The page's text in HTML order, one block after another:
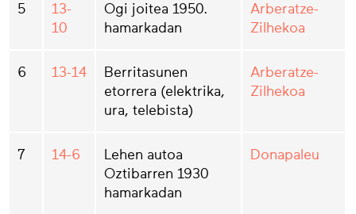
5
13-
10
Ogi joitea 1950.
hamarkadan
Arberatze-
Zilhekoa
6 13-14
Berritasunen
etorrera (elektrika,
ura, telebista)
Arberatze-
Zilhekoa
7 14-6
Lehen autoa
Oztibarren 1930
hamarkadan
Donapaleu